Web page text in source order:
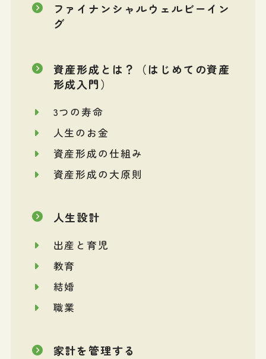
ファイナンシャルウェルビーイン
グ
資産形成とは？（はじめての資産
形成入門）
3つの寿命
人生のお金
資産形成の仕組み
資産形成の大原則
人生設計
出産と育児
教育
結婚
職業
家計を管理する